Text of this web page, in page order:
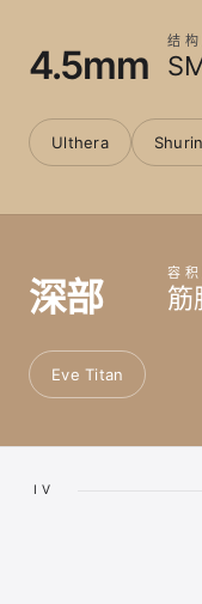
4.5mm
结构
Ulthera
深部
容积
筋
Eve Titan
IV